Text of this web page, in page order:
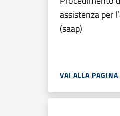
assistenza per
(saap)
VAI ALLA PAGINA